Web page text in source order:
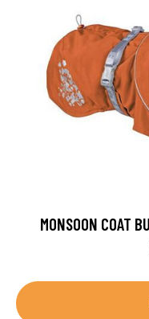
MONSOON COAT